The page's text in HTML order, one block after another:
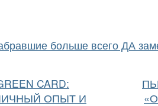
больше всего ДА
CARD:
ОПЫТ И